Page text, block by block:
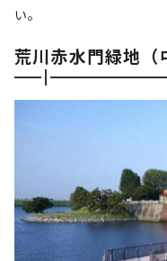
い。
荒川赤水門緑地（